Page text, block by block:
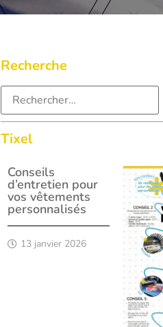
Recherche
Tixel
Conseils
d’entretien pour
vos vêtements
personnalisés
13 janvier 2026